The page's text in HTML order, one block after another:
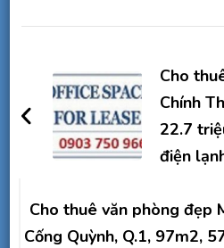
hướng
bài
viết
Cho
Chính
22.7
điện
Cho thuê văn phòng đẹp
Cống Quỳnh, Q.1, 97m2,